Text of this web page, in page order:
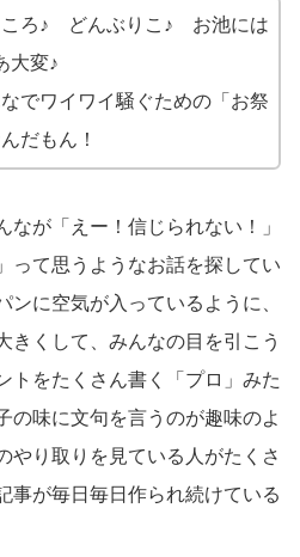
ころ♪ どんぶりこ♪ お池には
大変♪
でワイワイ騒ぐための「お祭
だもん！
なが「えー！信じられない！」
って思うようなお話を探してい
ンに空気が入っているように、
きくして、みんなの目を引こう
トをたくさん書く「プロ」みた
の味に文句を言うのが趣味のよ
やり取りを見ている人がたくさ
事が毎日毎日作られ続けている